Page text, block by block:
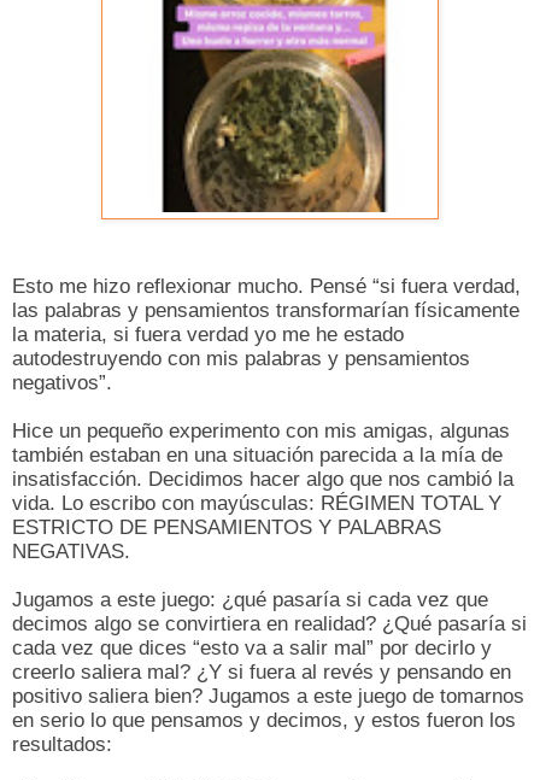
Esto me hizo reflexionar mucho. Pensé “si fuera verdad,
las palabras y pensamientos transformarían físicamente
la materia, si fuera verdad yo me he estado
autodestruyendo con mis palabras y pensamientos
negativos”.
Hice un pequeño experimento con mis amigas, algunas
también estaban en una situación parecida a la mía de
insatisfacción. Decidimos hacer algo que nos cambió la
vida. Lo escribo con mayúsculas: RÉGIMEN TOTAL Y
ESTRICTO DE PENSAMIENTOS Y PALABRAS
NEGATIVAS.
Jugamos a este juego: ¿qué pasaría si cada vez que
decimos algo se convirtiera en realidad? ¿Qué pasaría si
cada vez que dices “esto va a salir mal” por decirlo y
creerlo saliera mal? ¿Y si fuera al revés y pensando en
positivo saliera bien? Jugamos a este juego de tomarnos
en serio lo que pensamos y decimos, y estos fueron los
resultados: